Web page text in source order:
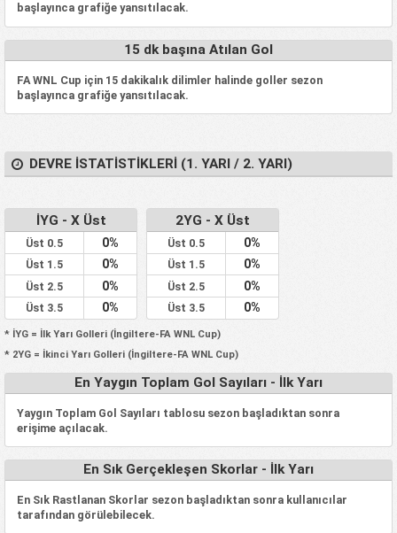
başlayınca grafiğe yansıtılacak.
15 dk başına Atılan Gol
FA WNL Cup için 15 dakikalık dilimler halinde goller sezon
başlayınca grafiğe yansıtılacak.
DEVRE İSTATISTIKLERI (1. YARI / 2. YARI)
İYG - X Üst
Üst 0.5 0%
Üst 1.5 0%
Üst 2.5 0%
Üst 3.5 0%
2YG - X Üst
Üst 0.5 0%
Üst 1.5 0%
Üst 2.5 0%
Üst 3.5 0%
* İYG = İlk Yarı Golleri (İngiltere-FA WNL Cup)
* 2YG = İkinci Yarı Golleri (İngiltere-FA WNL Cup)
En Yaygın Toplam Gol Sayıları - İlk Yarı
Yaygın Toplam Gol Sayıları tablosu sezon başladıktan sonra
erişime açılacak.
En Sık Gerçekleşen Skorlar - İlk Yarı
En Sık Rastlanan Skorlar sezon başladıktan sonra kullanıcılar
tarafından görülebilecek.